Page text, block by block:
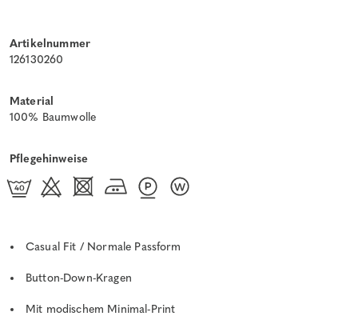
Artikelnummer
126130260
Material
100% Baumwolle
Pflegehinweise
Casual Fit / Normale Passform
Button-Down-Kragen
Mit modischem Minimal-Print